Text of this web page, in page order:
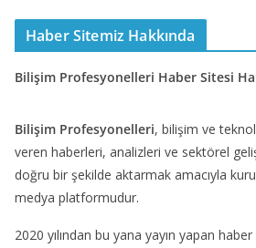
Haber Sitemiz Hakkında
Bilişim Profesyonelleri Haber Sitesi
Bilişim Profesyonelleri, bilişim ve
veren haberleri, analizleri ve sektörel
doğru bir şekilde aktarmak amacıyla
medya platformudur.
2020 yılından bu yana yayın yapan haber